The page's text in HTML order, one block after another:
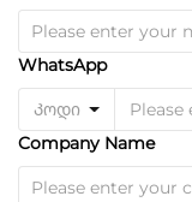
WhatsApp
Კოდი
Company Name